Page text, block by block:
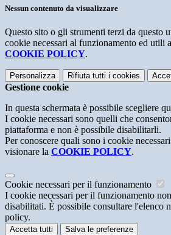
Nessun contenuto da visualizzare
Questo sito o gli strumenti terzi da questo
cookie necessari al funzionamento ed utili
COOKIE POLICY.
Personalizza Rifiuta tutti i cookies
Gestione cookie
In questa schermata è possibile scegliere
I cookie necessari sono quelli che
piattaforma e non è possibile disabilitarli.
Per conoscere quali sono i cookie
visionare la COOKIE POLICY.
Cookie necessari per il funzionamento
I cookie necessari per il funzionamento
disabilitati. È possibile consultare l'elenco
policy.
Accetta tutti Salva le preferenze